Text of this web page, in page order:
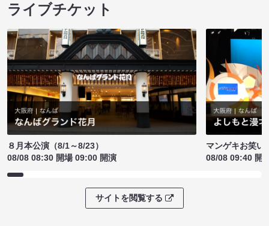
ライブチケット
８月本公演（8/1～8/23）
08/08 08:30 開場 09:00 開演
マンゲキお笑い
08/08 09:40 開
サイトを閲覧する